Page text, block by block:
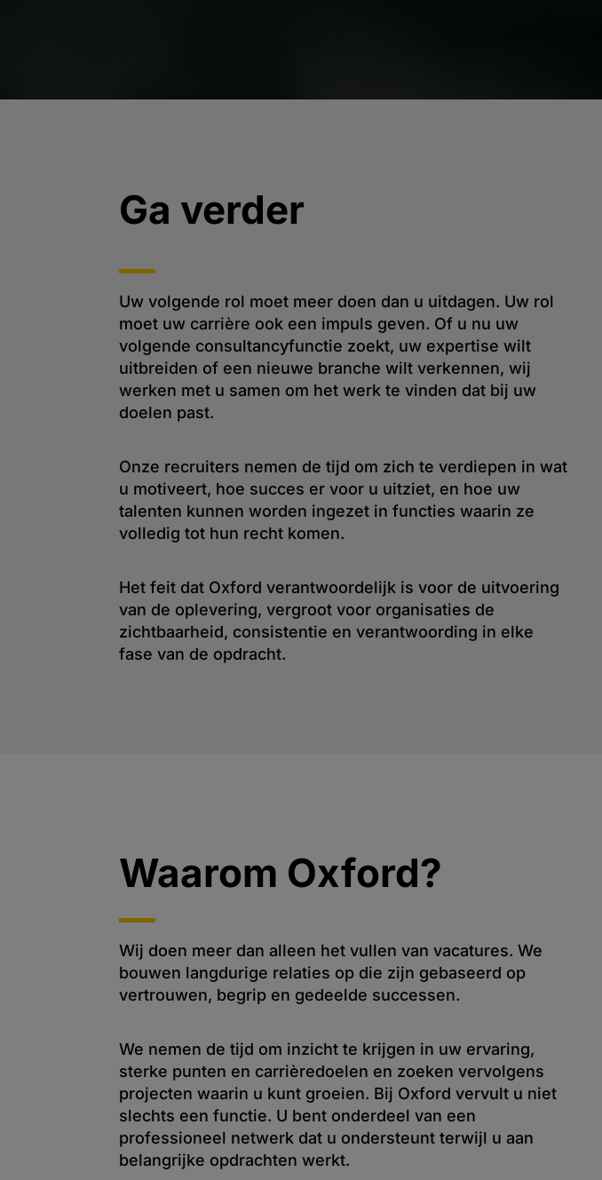
Ga verder
Uw volgende rol moet meer doen dan u uitdagen. Uw rol
moet uw carrière ook een impuls geven. Of u nu uw
volgende consultancyfunctie zoekt, uw expertise wilt
uitbreiden of een nieuwe branche wilt verkennen, wij
werken met u samen om het werk te vinden dat bij uw
doelen past.
Onze recruiters nemen de tijd om zich te verdiepen in wat
u motiveert, hoe succes er voor u uitziet, en hoe uw
talenten kunnen worden ingezet in functies waarin ze
volledig tot hun recht komen.
Het feit dat Oxford verantwoordelijk is voor de uitvoering
van de oplevering, vergroot voor organisaties de
zichtbaarheid, consistentie en verantwoording in elke
fase van de opdracht.
Waarom Oxford?
Wij doen meer dan alleen het vullen van vacatures. We
bouwen langdurige relaties op die zijn gebaseerd op
vertrouwen, begrip en gedeelde successen.
We nemen de tijd om inzicht te krijgen in uw ervaring,
sterke punten en carrièredoelen en zoeken vervolgens
projecten waarin u kunt groeien. Bij Oxford vervult u niet
slechts een functie. U bent onderdeel van een
professioneel netwerk dat u ondersteunt terwijl u aan
belangrijke opdrachten werkt.